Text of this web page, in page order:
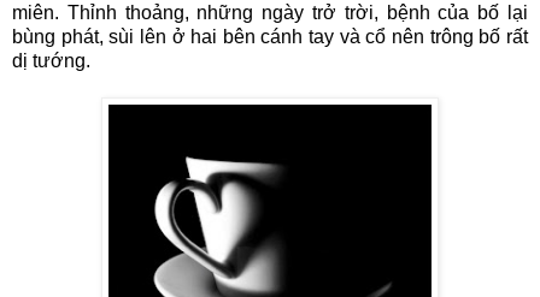
miên. Thỉnh thoảng, những ngày trở trời, bệnh của bố lại
bùng phát, sùi lên ở hai bên cánh tay và cổ nên trông bố rất
dị tướng.